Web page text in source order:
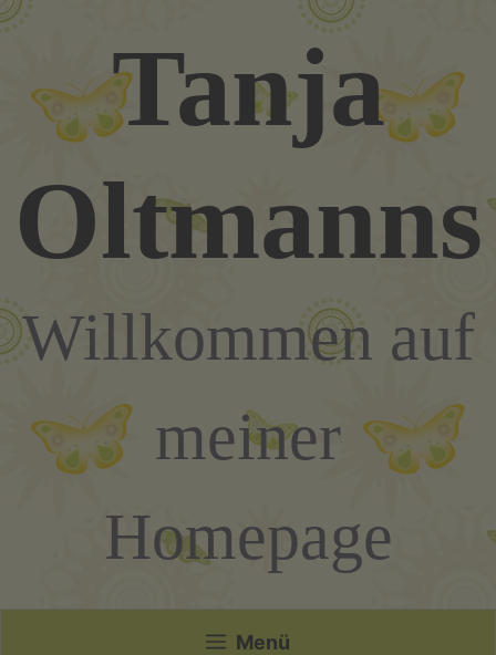
Zum
springen Tanja
Oltmanns
Willkommen auf
meiner
Homepage
Menü